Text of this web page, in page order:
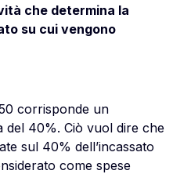
che determina la
su cui vengono
corrisponde un
del 40%. Ciò vuol dire che
sul 40% dell’incassato
come spese